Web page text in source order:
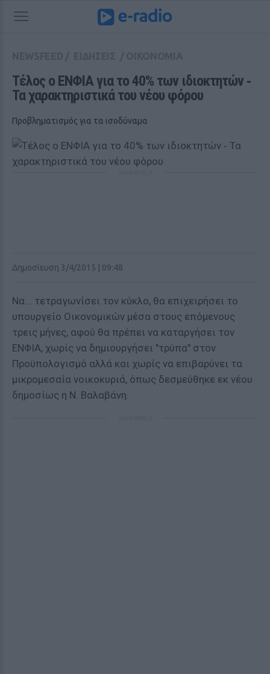
Τέλος ο ΕΝΦΙΑ για το 40% των ιδιοκτητών ‑
Τα χαρακτηριστικά του νέου φόρου
Προβληματισμός για τα ισοδύναμα
Δημοσίευση 3/4/2015 | 09:48
Να... τετραγωνίσει τον κύκλο, θα επιχειρήσει το
υπουργείο Οικονομικών μέσα στους επόμενους
τρεις μήνες, αφού θα πρέπει να καταργήσει τον
ΕΝΦΙΑ, χωρίς να δημιουργήσει "τρύπα" στον
Προϋπολογισμό αλλά και χωρίς να επιβαρύνει τα
μικρομεσαία νοικοκυριά, όπως δεσμεύθηκε εκ νέου
δημοσίως η Ν. Βαλαβάνη.